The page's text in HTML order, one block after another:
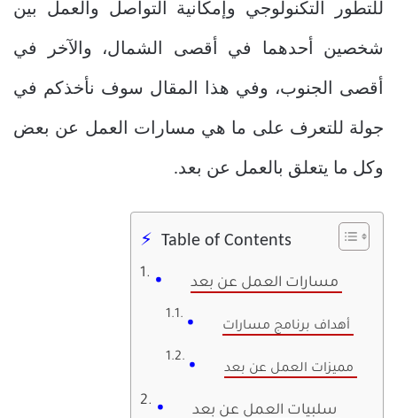
للتطور التكنولوجي وإمكانية التواصل والعمل بين
شخصين أحدهما في أقصى الشمال، والآخر في
أقصى الجنوب، وفي هذا المقال سوف نأخذكم في
جولة للتعرف على ما هي مسارات العمل عن بعض
وكل ما يتعلق بالعمل عن بعد.
Table of Contents